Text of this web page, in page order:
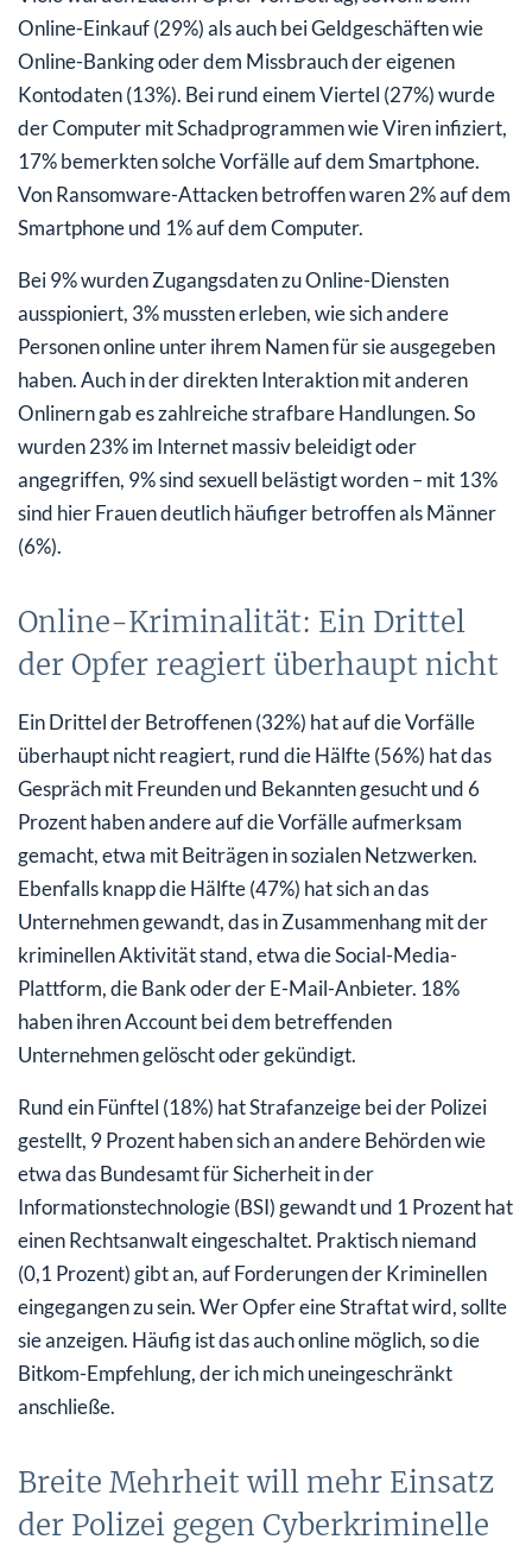
Online-Einkauf (29%) als auch bei Geldgeschäften wie
Online-Banking oder dem Missbrauch der eigenen
Kontodaten (13%). Bei rund einem Viertel (27%) wurde
der Computer mit Schadprogrammen wie Viren infiziert,
17% bemerkten solche Vorfälle auf dem Smartphone.
Von Ransomware-Attacken betroffen waren 2% auf dem
Smartphone und 1% auf dem Computer.
Bei 9% wurden Zugangsdaten zu Online-Diensten
ausspioniert, 3% mussten erleben, wie sich andere
Personen online unter ihrem Namen für sie ausgegeben
haben. Auch in der direkten Interaktion mit anderen
Onlinern gab es zahlreiche strafbare Handlungen. So
wurden 23% im Internet massiv beleidigt oder
angegriffen, 9% sind sexuell belästigt worden – mit 13%
sind hier Frauen deutlich häufiger betroffen als Männer
(6%).
Online-Kriminalität: Ein Drittel
der Opfer reagiert überhaupt nicht
Ein Drittel der Betroffenen (32%) hat auf die Vorfälle
überhaupt nicht reagiert, rund die Hälfte (56%) hat das
Gespräch mit Freunden und Bekannten gesucht und 6
Prozent haben andere auf die Vorfälle aufmerksam
gemacht, etwa mit Beiträgen in sozialen Netzwerken.
Ebenfalls knapp die Hälfte (47%) hat sich an das
Unternehmen gewandt, das in Zusammenhang mit der
kriminellen Aktivität stand, etwa die Social-Media-
Plattform, die Bank oder der E-Mail-Anbieter. 18%
haben ihren Account bei dem betreffenden
Unternehmen gelöscht oder gekündigt.
Rund ein Fünftel (18%) hat Strafanzeige bei der Polizei
gestellt, 9 Prozent haben sich an andere Behörden wie
etwa das Bundesamt für Sicherheit in der
Informationstechnologie (BSI) gewandt und 1 Prozent hat
einen Rechtsanwalt eingeschaltet. Praktisch niemand
(0,1 Prozent) gibt an, auf Forderungen der Kriminellen
eingegangen zu sein. Wer Opfer eine Straftat wird, sollte
sie anzeigen. Häufig ist das auch online möglich, so die
Bitkom-Empfehlung, der ich mich uneingeschränkt
anschließe.
Breite Mehrheit will mehr Einsatz
der Polizei gegen Cyberkriminelle